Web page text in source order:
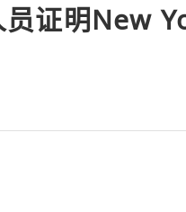
员证明New